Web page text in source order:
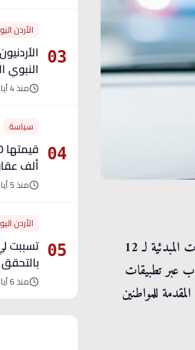
سرايا - قال مستشار ملف تطبيقات النقل الذكية في هيئة النقل البري نضال العساف، الأربعاء، إن منح الموافقات المبدئية لـ 12
عبر تطبيقات
للمواطنين
03
الأردن
النبوي
منذ 4 أيام
04
سياسة
ألف
منذ 5 أيام
05
الأردن
منذ 6 أيام